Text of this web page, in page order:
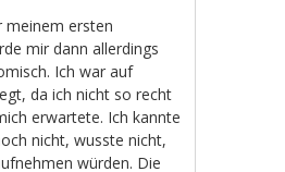
meinem ersten
mir dann allerdings
Ich war auf
da ich nicht so recht
erwartete. Ich kannte
nicht, wusste nicht,
würden. Die